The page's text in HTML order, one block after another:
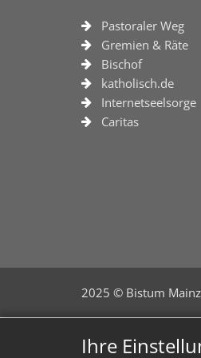
Ihre
Pastoraler Weg
Gremien & Räte
Bischof
katholisch.de
Internetseelsorge
Caritas
2025 © Bistum Mainz